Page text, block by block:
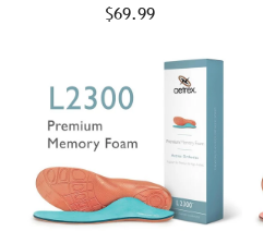
ortopedyczne Aetrex L605
$69.99